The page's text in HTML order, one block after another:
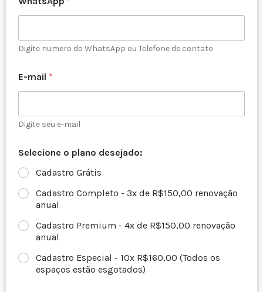
Digite numero do WhatsApp ou Telefone de contato
E-mail *
Digite seu e-mail
Selecione o plano desejado:
Cadastro Grátis
Cadastro Completo - 3x de R$150,00 renovação
anual
Cadastro Premium - 4x de R$150,00 renovação
anual
Cadastro Especial - 10x R$160,00 (Todos os
espaços estão esgotados)